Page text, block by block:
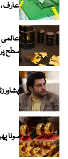
عارف ، ایل اے 28 میں
عالمی
سطح
پشاور
سونا